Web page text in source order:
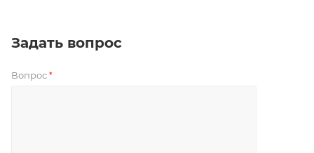
Задать вопрос
Вопрос *